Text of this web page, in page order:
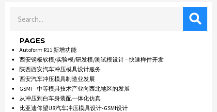
PAGES
Autoform R11 新增功能
西安钢板软模/实验模/研发模/测试模设计 – 快速样件开发
陕西西安汽车冲压模具设计服务
西安汽车冲压模具制造业发展
GSMI—中等模具技术产业向西北地区的发展
从冲压到白车身装配一体化仿真
比亚迪仰望U8汽车冲压模具设计-GSMI设计